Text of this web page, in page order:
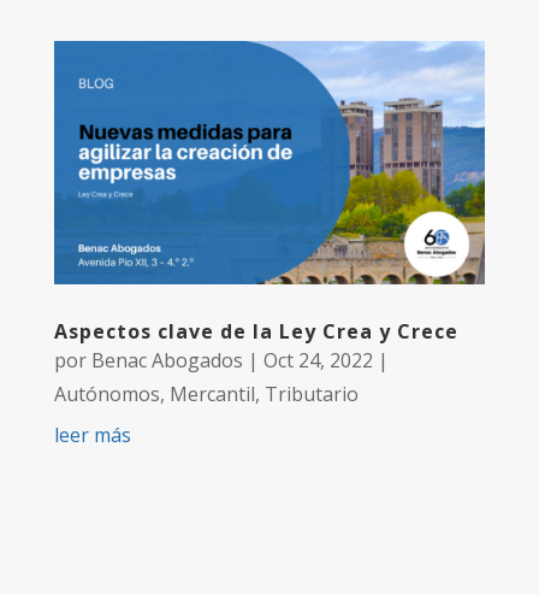
Aspectos clave de la Ley Crea y Crece
por Benac Abogados | Oct 24, 2022 |
Autónomos, Mercantil, Tributario
leer más